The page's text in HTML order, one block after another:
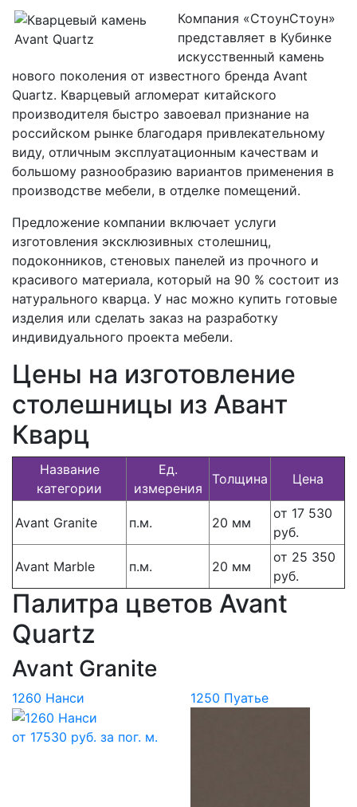
Компания «СтоунСтоун»
представляет в Кубинке
искусственный камень
нового поколения от известного бренда Avant
Quartz. Кварцевый агломерат китайского
производителя быстро завоевал признание на
российском рынке благодаря привлекательному
виду, отличным эксплуатационным качествам и
большому разнообразию вариантов применения в
производстве мебели, в отделке помещений.
Предложение компании включает услуги
изготовления эксклюзивных столешниц,
подоконников, стеновых панелей из прочного и
красивого материала, который на 90 % состоит из
натурального кварца. У нас можно купить готовые
изделия или сделать заказ на разработку
индивидуального проекта мебели.
Цены на изготовление
столешницы из Авант
Кварц
Название
категории
Ед.
измерения
Толщина Цена
Avant Granite п.м. 20 мм
от 17 530
руб.
Avant Marble п.м. 20 мм
от 25 350
руб.
Палитра цветов Avant
Quartz
Avant Granite
1260 Нанси
от 17530 руб. за пог. м.
1250 Пуатье